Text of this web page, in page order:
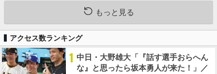
もっと見る
アクセス数ランキング
1 中日・大野雄大「『話す選手おらへん
な』と思ったら坂本勇人が来た！」／